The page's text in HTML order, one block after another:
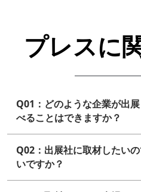
プレスに
Q01：どのような企業が出
べることはできますか？
Q02：出展社に取材したい
いですか？